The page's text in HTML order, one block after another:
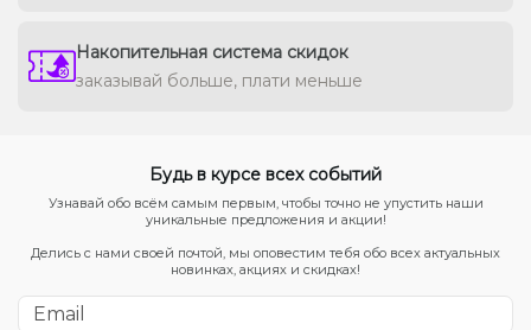
Накопительная система скидок
заказывай больше, плати меньше
Будь в курсе всех событий
Узнавай обо всём самым первым, чтобы точно не упустить наши
уникальные предложения и акции!
Делись с нами своей почтой, мы оповестим тебя обо всех актуальных
новинках, акциях и скидках!